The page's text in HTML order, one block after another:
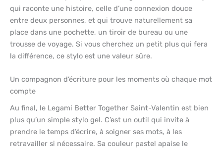
qui raconte une histoire, celle d’une connexion douce
entre deux personnes, et qui trouve naturellement sa
place dans une pochette, un tiroir de bureau ou une
trousse de voyage. Si vous cherchez un petit plus qui fera
la différence, ce stylo est une valeur sûre.
Un compagnon d’écriture pour les moments où chaque mot
compte
Au final, le Legami Better Together Saint-Valentin est bien
plus qu’un simple stylo gel. C’est un outil qui invite à
prendre le temps d’écrire, à soigner ses mots, à les
retravailler si nécessaire. Sa couleur pastel apaise le